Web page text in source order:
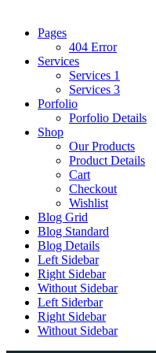
Pages
404 Error
Services
Services 1
Services 3
Porfolio
Porfolio Details
Shop
Our Products
Product Details
Cart
Checkout
Wishlist
Blog Grid
Blog Standard
Blog Details
Left Sidebar
Right Sidebar
Without Sidebar
Left Siderbar
Right Sidebar
Without Sidebar